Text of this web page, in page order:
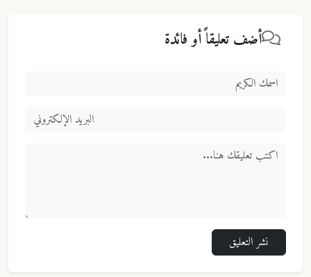
أضف تعليقاً أو فائدة
نشر التعليق